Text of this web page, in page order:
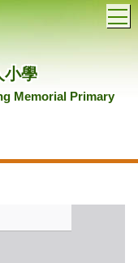
小學
Memorial Primary